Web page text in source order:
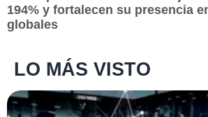
194% y fortalecen su presencia
globales
LO MÁS VISTO